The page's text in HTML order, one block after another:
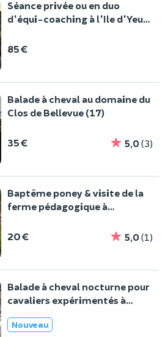
Séance privée ou en duo
d'équi-coaching à l'Ile d'Yeu
85 €
Balade à cheval au domaine du
Clos de Bellevue (17)
35 € 5,0(3)
Baptême poney & visite de la
ferme pédagogique à
20 € 5,0(1)
Balade à cheval nocturne pour
cavaliers expérimentés à
Nouveau